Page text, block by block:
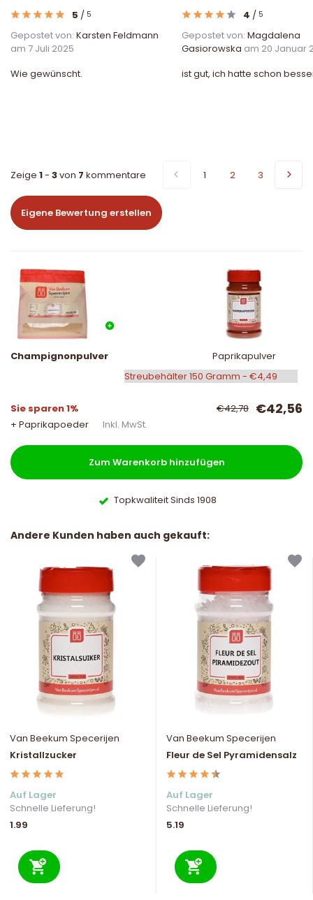
5 / 5
Gepostet von: Karsten Feldmann
am 7 Juli 2025
Wie gewünscht.
4 / 5
Gepostet von: Magdalena
Gasiorowska am 20 Januar
ist gut, ich hatte schon
Zeige 1- 3von 7 kommentare 1 2 3
Eigene Bewertung erstellen
Champignonpulver Paprikapulver
Sie sparen 1% €42,78 €42,56
+ Paprikapoeder Inkl. MwSt.
Zum Warenkorb hinzufügen
Topkwaliteit Sinds 1908
Andere Kunden haben auch gekauft:
Van Beekum Specerijen
Kristallzucker
Auf Lager
Schnelle Lieferung!
1.99
Van Beekum Specerijen
Fleur de Sel Pyramidensalz
Auf Lager
Schnelle Lieferung!
5.19